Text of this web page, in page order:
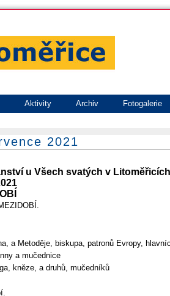
Aktivity Archiv Fotogalerie
2021
u Všech svatých v Litoměřicích
a Metoděje, biskupa, patronů Evropy,
a mučednice
kněze, a druhů, mučedníků